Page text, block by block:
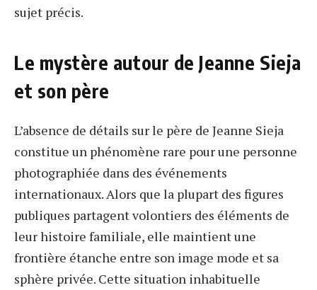
sujet précis.
Le mystère autour de Jeanne Sieja
et son père
L’absence de détails sur le père de Jeanne Sieja
constitue un phénomène rare pour une personne
photographiée dans des événements
internationaux. Alors que la plupart des figures
publiques partagent volontiers des éléments de
leur histoire familiale, elle maintient une
frontière étanche entre son image mode et sa
sphère privée. Cette situation inhabituelle